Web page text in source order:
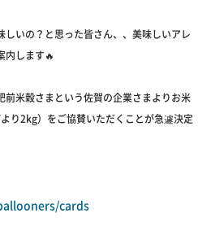
いの？と思った皆さん、、美味しいアレ
内します🔥
前米穀さまという佐賀の企業さまよりお米
り2kg）をご協賛いただくことが急遽決定
cards